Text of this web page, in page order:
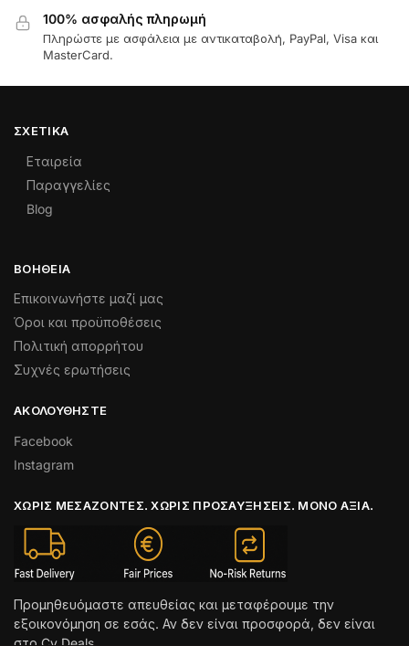
100% ασφαλής πληρωμή
Πληρώστε με ασφάλεια με αντικαταβολή, PayPal, Visa και
MasterCard.
ΣΧΕΤΙΚΆ
Εταιρεία
Παραγγελίες
Blog
ΒΟΉΘΕΙΑ
Επικοινωνήστε μαζί μας
Όροι και προϋποθέσεις
Πολιτική απορρήτου
Συχνές ερωτήσεις
ΑΚΟΛΟΥΘΉΣΤΕ
Facebook
Instagram
ΧΩΡΊΣ ΜΕΣΆΖΟΝΤΕΣ. ΧΩΡΊΣ ΠΡΟΣΑΥΞΉΣΕΙΣ. ΜΌΝΟ ΑΞΊΑ.
Προμηθευόμαστε απευθείας και μεταφέρουμε την
εξοικονόμηση σε εσάς. Αν δεν είναι προσφορά, δεν είναι
στο Cy Deals.